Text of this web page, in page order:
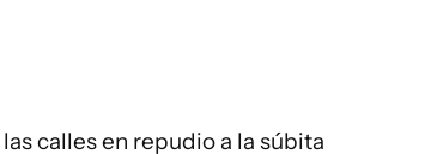
calles en repudio a la súbita